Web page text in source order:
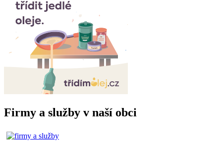
Firmy a služby v naší obci